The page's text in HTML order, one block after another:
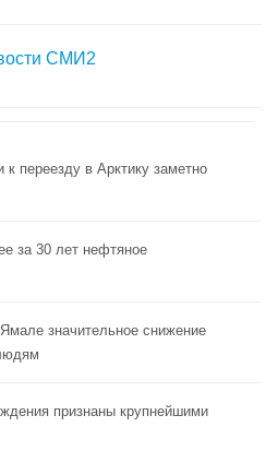
СМИ2
переезду в Арктику заметно
за 30 лет нефтяное
значительное снижение
признаны крупнейшими